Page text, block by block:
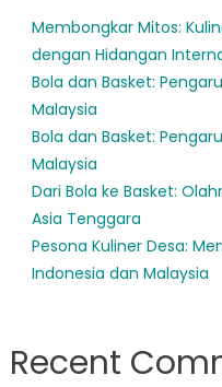
Membongkar Mitos:
dengan Hidangan
Bola dan Basket:
Malaysia
Bola dan Basket:
Malaysia
Dari Bola ke Basket:
Asia Tenggara
Pesona Kuliner Desa:
Indonesia dan Malaysia
Recent